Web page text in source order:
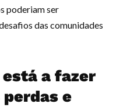
poderiam ser
das comunidades
está a fazer
e